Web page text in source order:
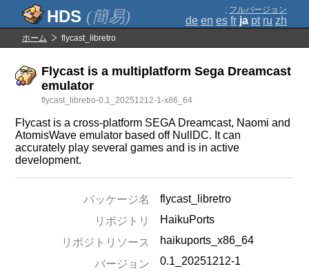
(簡易) ; フルバージョン
de en es fr ja pt ru zh
ホーム flycast_libretro
Flycast is a multiplatform Sega Dreamcast
emulator
flycast_libretro-0.1_20251212-1-x86_64
Flycast is a cross-platform SEGA Dreamcast, Naomi and
AtomisWave emulator based off NullDC. It can
accurately play several games and is in active
development.
パッケージ名
flycast_libretro
リポジトリ
HaikuPorts
リポジトリソース
haikuports_x86_64
バージョン
0.1_20251212-1